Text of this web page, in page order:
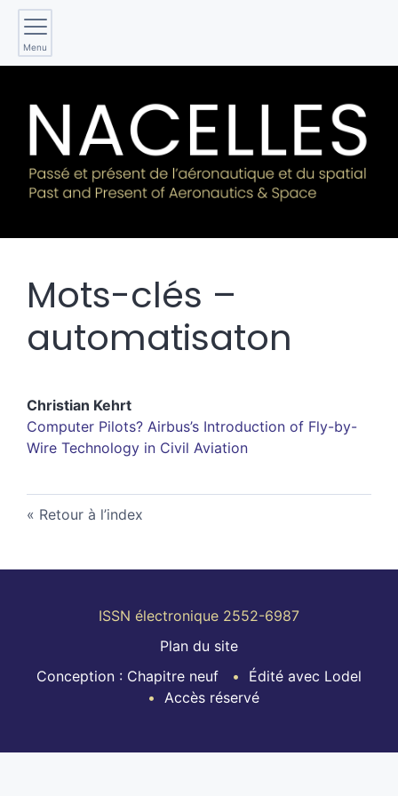
Menu
Mots-clés –
automatisaton
Christian Kehrt
Computer Pilots? Airbus’s Introduction of Fly-by-
Wire Technology in Civil Aviation
Retour à l’index
ISSN électronique 2552-6987
Plan du site
Conception : Chapitre neuf
Édité avec Lodel
Accès réservé